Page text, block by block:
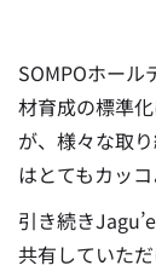
SOMPOホール
材育成の標準
が、様々な取
はとてもカッコ
引き続き
共有していた